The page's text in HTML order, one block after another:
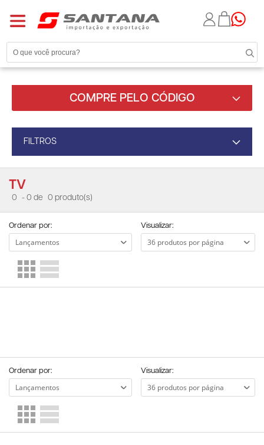
COMPRE PELO CÓDIGO
FILTROS
TV
0 - 0 de 0 produto(s)
Ordenar por: Visualizar:
Ordenar por: Visualizar: